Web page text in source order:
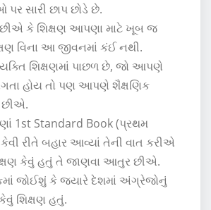
પર સારી છાપ છોડે છે.
કે શિક્ષણ આપણા માટે ખૂબ જ
વિના આ જીવનમાં કંઈ નથી.
શિક્ષણમાં પાછળ છે, જો આપણે
હોય તો પણ આપણે શૈક્ષણિક
1st Standard Book (પ્રથમ
રીતે બહાર આવ્યાં તેની વાત કરીએ
કેવું હતું તે જાણવા આતુર છીએ.
જોઈશું કે જ્યારે દેશમાં અંગ્રેજોનું
શિક્ષણ હતું.